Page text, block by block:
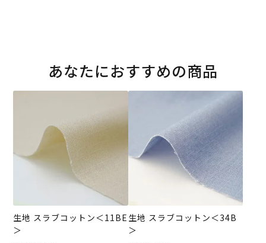
あなたにおすすめの商品
生地 スラブコットン＜11BE
＞
生地 スラブコットン＜34B
＞